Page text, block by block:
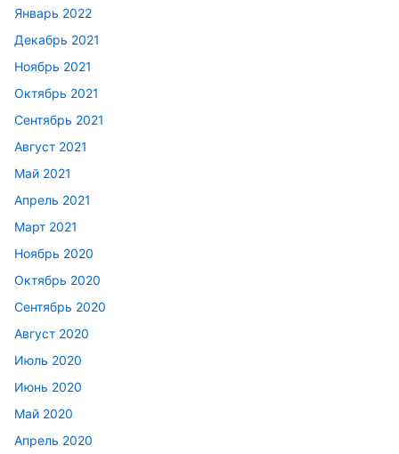
Январь 2022
Декабрь 2021
Ноябрь 2021
Октябрь 2021
Сентябрь 2021
Август 2021
Май 2021
Апрель 2021
Март 2021
Ноябрь 2020
Октябрь 2020
Сентябрь 2020
Август 2020
Июль 2020
Июнь 2020
Май 2020
Апрель 2020